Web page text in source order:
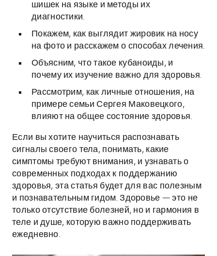
шишек на языке и методы их
диагностики.
Покажем, как выглядит жировик на носу
на фото и расскажем о способах лечения.
Объясним, что такое кубаноиды, и
почему их изучение важно для здоровья.
Рассмотрим, как личные отношения, на
примере семьи Сергея Маковецкого,
влияют на общее состояние здоровья.
Если вы хотите научиться распознавать
сигналы своего тела, понимать, какие
симптомы требуют внимания, и узнавать о
современных подходах к поддержанию
здоровья, эта статья будет для вас полезным
и познавательным гидом. Здоровье — это не
только отсутствие болезней, но и гармония в
теле и душе, которую важно поддерживать
ежедневно.